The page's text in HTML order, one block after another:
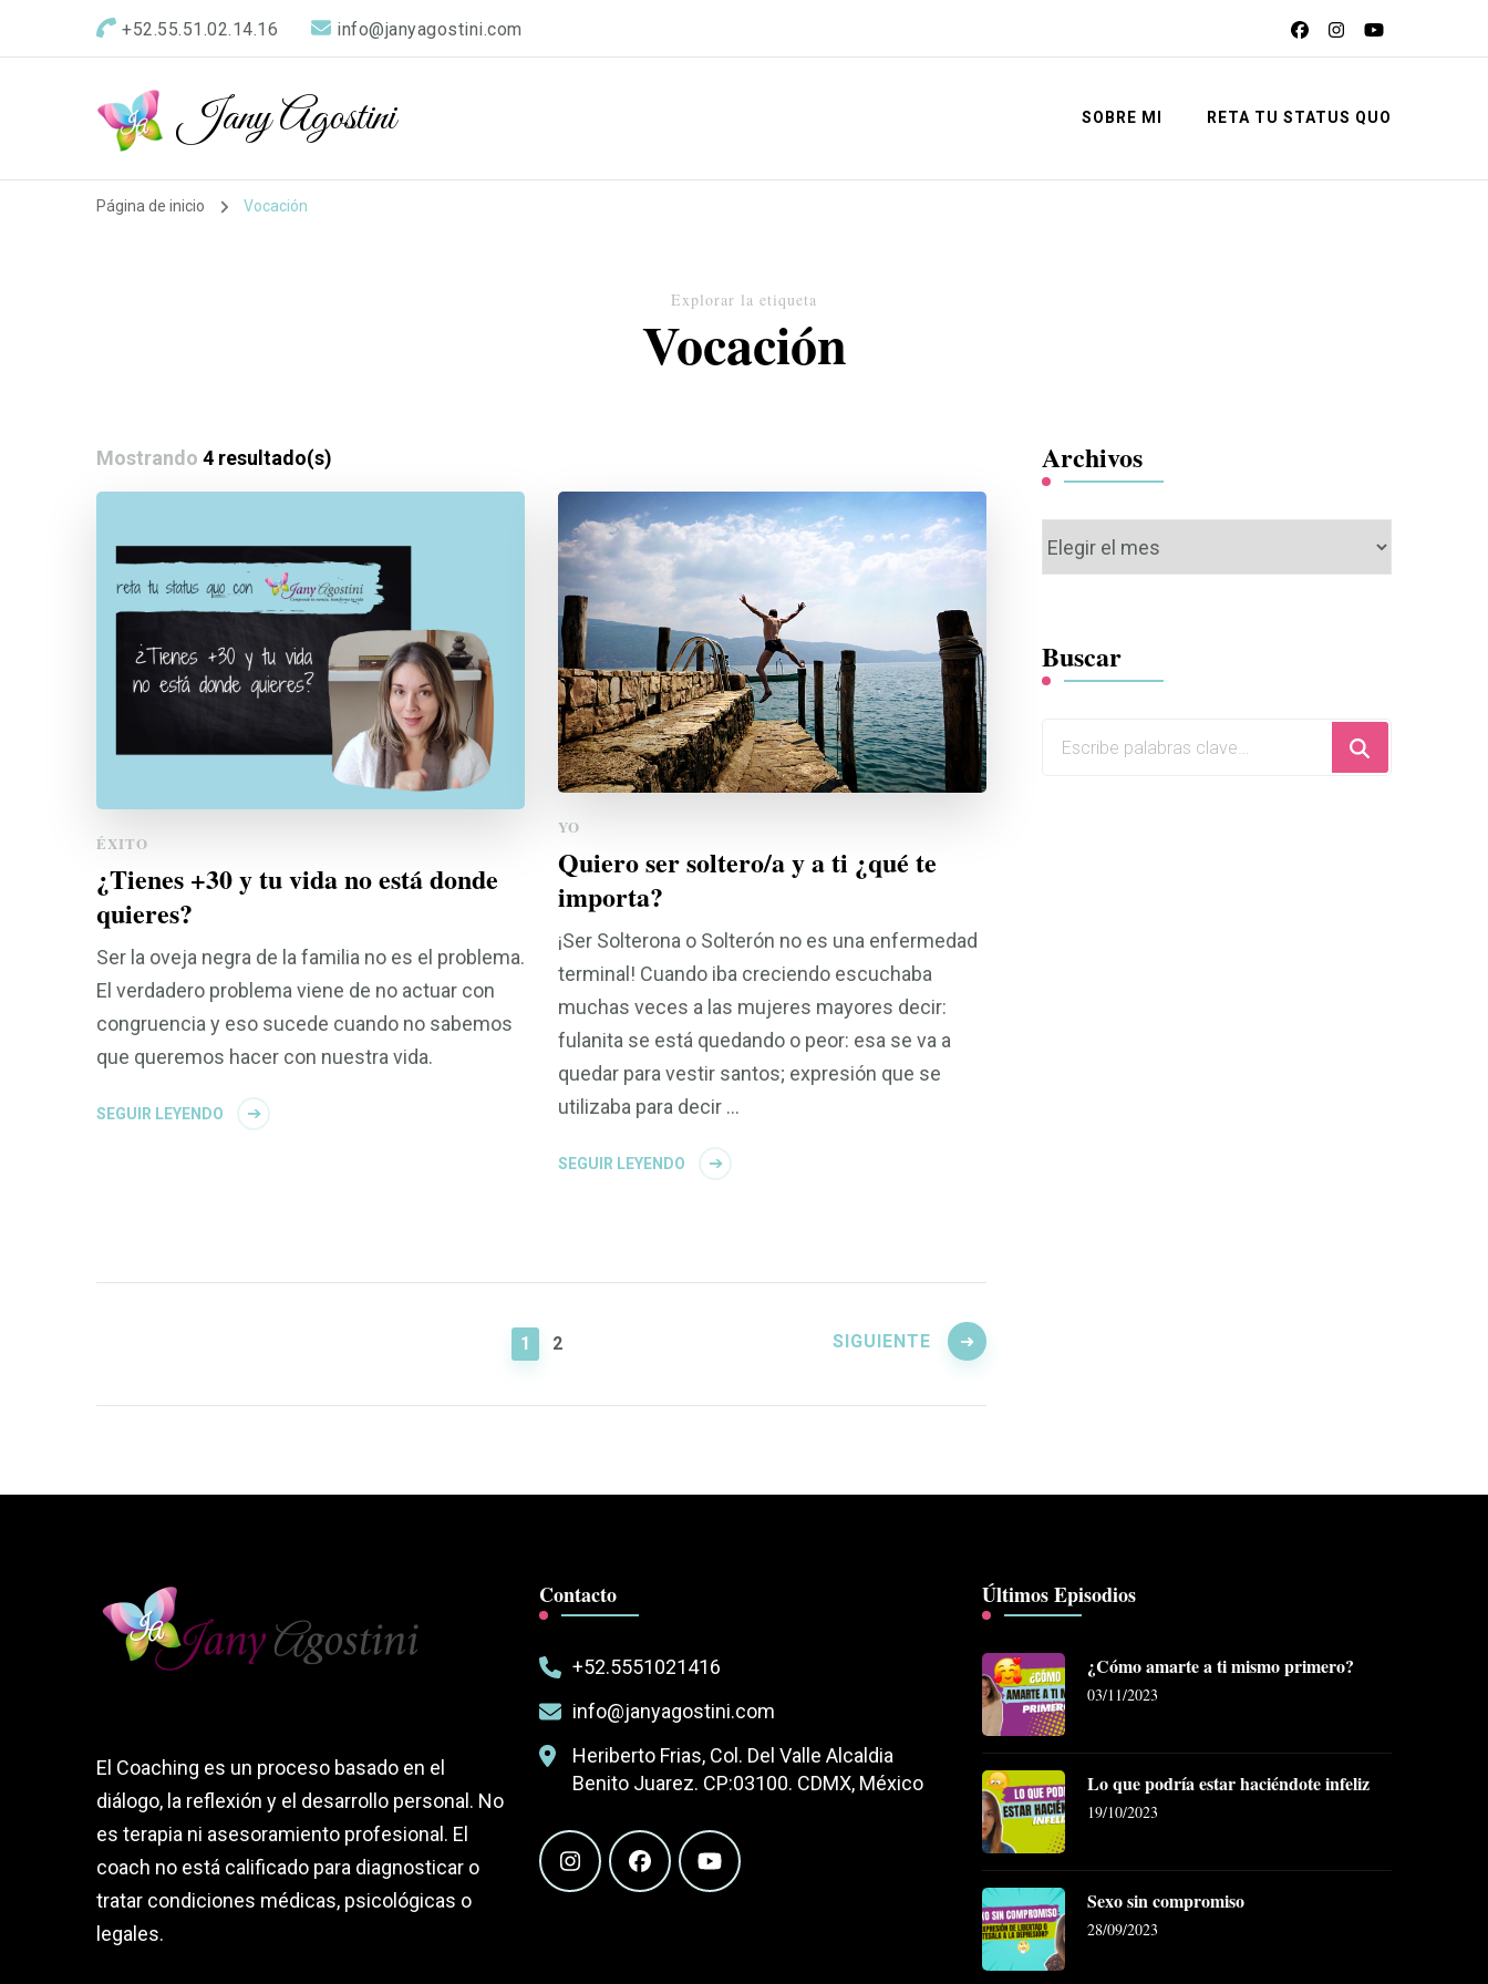
+52.55.51.02.14.16 info@janyagostini.com
Jany Agostini SOBRE MI RETA TU STATUS QUO
Página de inicio Vocación
Explorar la etiqueta
Vocación
Mostrando 4 resultado(s)
ÉXITO
¿Tienes +30 y tu vida no está donde
quieres?
Ser la oveja negra de la familia no es el problema.
El verdadero problema viene de no actuar con
congruencia y eso sucede cuando no sabemos
que queremos hacer con nuestra vida.
SEGUIR LEYENDO
YO
Quiero ser soltero/a y a ti ¿qué te
importa?
¡Ser Solterona o Solterón no es una enfermedad
terminal! Cuando iba creciendo escuchaba
muchas veces a las mujeres mayores decir:
fulanita se está quedando o peor: esa se va a
quedar para vestir santos; expresión que se
utilizaba para decir …
SEGUIR LEYENDO
entradas
PÁGINA
1 PÁGINA
2 SIGUIENTE
Archivos
Archivos
Buscar
El Coaching es un proceso basado en el
diálogo, la reflexión y el desarrollo personal. No
es terapia ni asesoramiento profesional. El
coach no está calificado para diagnosticar o
tratar condiciones médicas, psicológicas o
legales.
Contacto
+52.5551021416
info@janyagostini.com
Heriberto Frias, Col. Del Valle Alcaldia
Benito Juarez. CP:03100. CDMX, México
Últimos Episodios
¿Cómo amarte a ti mismo primero?
03/11/2023
Lo que podría estar haciéndote infeliz
19/10/2023
Sexo sin compromiso
28/09/2023